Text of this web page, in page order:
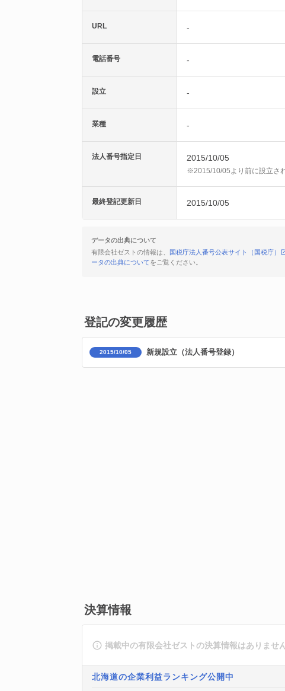
URL -
電話番号 -
設立 -
業種 -
法人番号指定日 2015/10/05
※2015/10/05より前に設立さ
最終登記更新日 2015/10/05
データの出典について
有限会社ゼストの情報は、
国税庁法人番号公表サイト（国税庁）
ータの出典についてをご覧ください。
登記の変更履歴
2015/10/05 新規設立（法人番号登録）
決算情報
掲載中の有限会社ゼストの決算情報はありません
北海道の企業利益ランキング公開中